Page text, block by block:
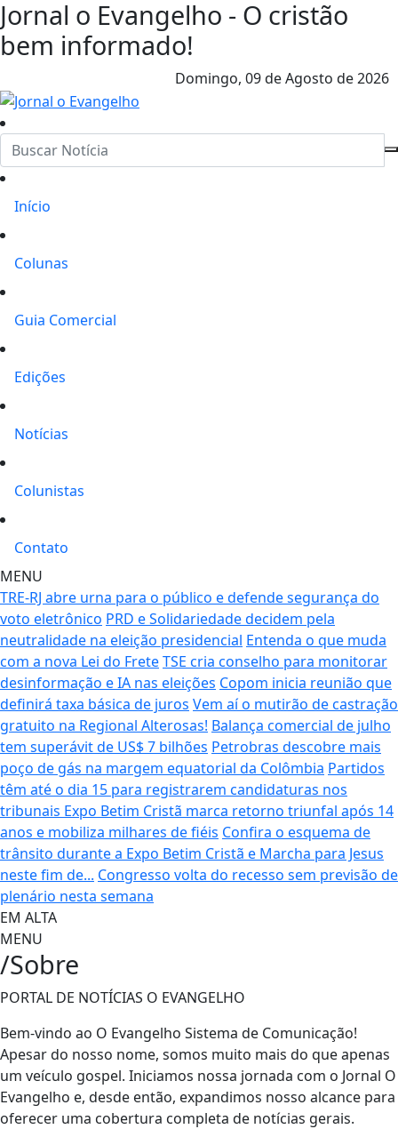
Jornal o Evangelho - O cristão
bem informado!
Domingo, 09 de Agosto de 2026
Início
Colunas
Guia Comercial
Edições
Notícias
Colunistas
Contato
MENU
TRE-RJ abre urna para o público e defende segurança do
voto eletrônico PRD e Solidariedade decidem pela
neutralidade na eleição presidencial Entenda o que muda
com a nova Lei do FreteTSE cria conselho para monitorar
desinformação e IA nas eleições Copom inicia reunião que
definirá taxa básica de juros Vem aí o mutirão de castração
gratuito na Regional Alterosas! Balança comercial de julho
tem superávit de US$ 7 bilhões Petrobras descobre mais
poço de gás na margem equatorial da Colômbia Partidos
têm até o dia 15 para registrarem candidaturas nos
tribunais Expo Betim Cristã marca retorno triunfal após 14
anos e mobiliza milhares de fiéis Confira o esquema de
trânsito durante a Expo Betim Cristã e Marcha para Jesus
neste fim de... Congresso volta do recesso sem previsão de
plenário nesta semana
EM ALTA
MENU
/Sobre
PORTAL DE NOTÍCIAS O EVANGELHO
Bem-vindo ao O Evangelho Sistema de Comunicação!
Apesar do nosso nome, somos muito mais do que apenas
um veículo gospel. Iniciamos nossa jornada com o Jornal O
Evangelho e, desde então, expandimos nosso alcance para
oferecer uma cobertura completa de notícias gerais.